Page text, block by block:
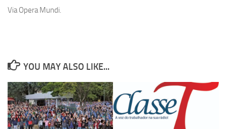
Via Opera Mundi.
YOU MAY ALSO LIKE...